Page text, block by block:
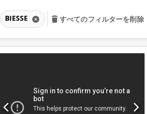
BIESSE すべてのフィルターを削除